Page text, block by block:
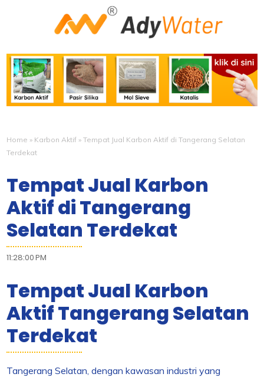
Home » Karbon Aktif »Tempat Jual Karbon Aktif di Tangerang Selatan
Terdekat
Tempat Jual Karbon
Aktif di Tangerang
Selatan Terdekat
11:28:00 PM
Tempat Jual Karbon
Aktif Tangerang Selatan
Terdekat
Tangerang Selatan, dengan kawasan industri yang